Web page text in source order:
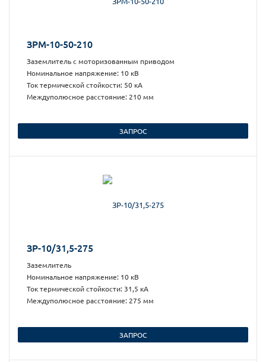
ЗРМ-10-50-210
Заземлитель с моторизованным приводом
Номинальное напряжение: 10 кВ
Ток термической стойкости: 50 кА
Междуполюсное расстояние: 210 мм
ЗАПРОС
ЗР-10/31,5-275
Заземлитель
Номинальное напряжение: 10 кВ
Ток термической стойкости: 31,5 кА
Междуполюсное расстояние: 275 мм
ЗАПРОС